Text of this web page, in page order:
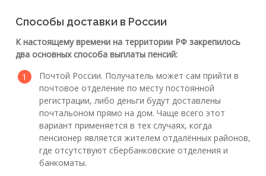
Способы доставки в России
К настоящему времени на территории РФ закрепилось
два основных способа выплаты пенсий:
Почтой России. Получатель может сам прийти в
почтовое отделение по месту постоянной
регистрации, либо деньги будут доставлены
почтальоном прямо на дом. Чаще всего этот
вариант применяется в тех случаях, когда
пенсионер является жителем отдалённых районов,
где отсутствуют сбербанковские отделения и
банкоматы.